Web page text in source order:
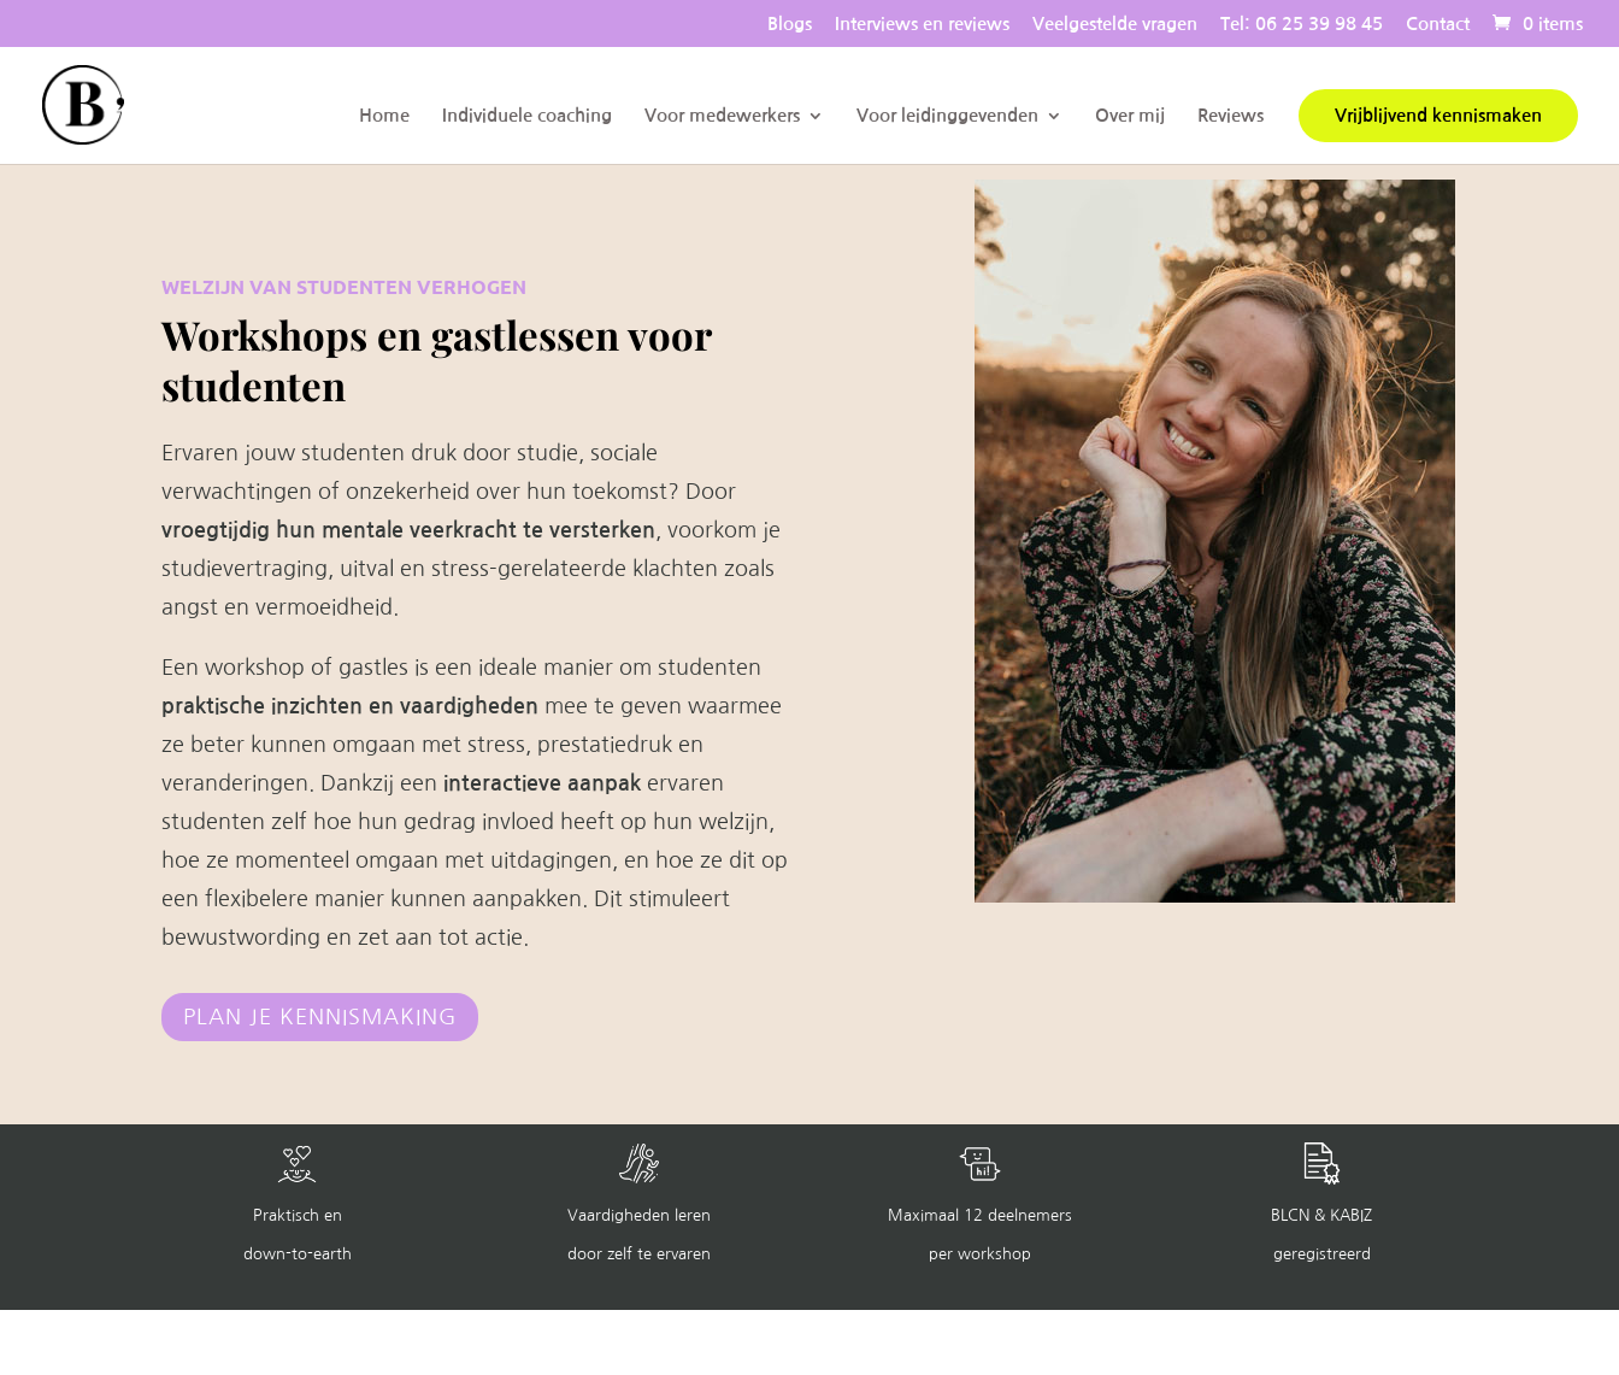
Blogs Interviews en reviews Veelgestelde vragen Tel: 06 25 39 98 45 Contact 0 items
Home Individuele coaching Voor medewerkers Voor leidinggevenden Over mij Reviews Vrijblijvend kennismaken
WELZIJN VAN STUDENTEN VERHOGEN
Workshops en gastlessen voor
studenten
Ervaren jouw studenten druk door studie, sociale
verwachtingen of onzekerheid over hun toekomst? Door
vroegtijdig hun mentale veerkracht te versterken , voorkom je
studievertraging, uitval en stress-gerelateerde klachten zoals
angst en vermoeidheid.
Een workshop of gastles is een ideale manier om studenten
praktische inzichten en vaardigheden mee te geven waarmee
ze beter kunnen omgaan met stress, prestatiedruk en
veranderingen. Dankzij een interactieve aanpak ervaren
studenten zelf hoe hun gedrag invloed heeft op hun welzijn,
hoe ze momenteel omgaan met uitdagingen, en hoe ze dit op
een flexibelere manier kunnen aanpakken. Dit stimuleert
bewustwording en zet aan tot actie.
PLAN JE KENNISMAKING
Praktisch en
down-to-earth
Vaardigheden leren
door zelf te ervaren
Maximaal 12 deelnemers
per workshop
BLCN & KABIZ
geregistreerd